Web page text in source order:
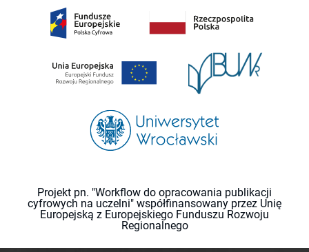
Projekt pn. "Workflow do opracowania publikacji
cyfrowych na uczelni" współfinansowany przez Unię
Europejską z Europejskiego Funduszu Rozwoju
Regionalnego